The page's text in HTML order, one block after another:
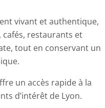
vivant et authentique,
restaurants et
tout en conservant un
un accès rapide à la
d’intérêt de Lyon.